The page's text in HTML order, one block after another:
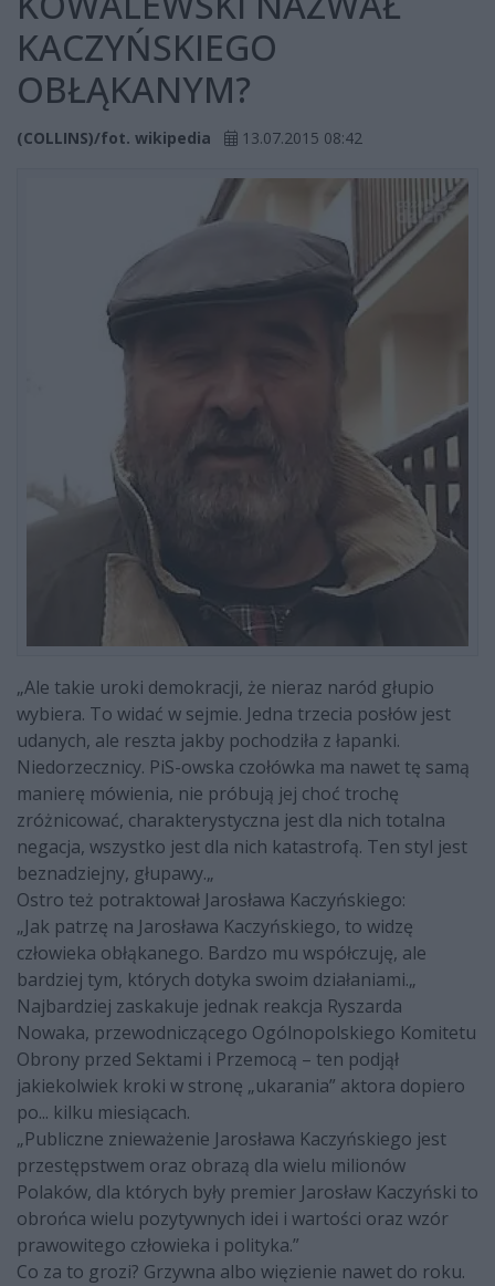
KACZYŃSKIEGO
OBŁĄKANYM?
(COLLINS)/fot. wikipedia 13.07.2015 08:42
„Ale takie uroki demokracji, że nieraz naród głupio
wybiera. To widać w sejmie. Jedna trzecia posłów jest
udanych, ale reszta jakby pochodziła z łapanki.
Niedorzecznicy. PiS-owska czołówka ma nawet tę samą
manierę mówienia, nie próbują jej choć trochę
zróżnicować, charakterystyczna jest dla nich totalna
negacja, wszystko jest dla nich katastrofą. Ten styl jest
beznadziejny, głupawy.„
Ostro też potraktował Jarosława Kaczyńskiego:
„Jak patrzę na Jarosława Kaczyńskiego, to widzę
człowieka obłąkanego. Bardzo mu współczuję, ale
bardziej tym, których dotyka swoim działaniami.„
Najbardziej zaskakuje jednak reakcja Ryszarda
Nowaka, przewodniczącego Ogólnopolskiego Komitetu
Obrony przed Sektami i Przemocą – ten podjął
jakiekolwiek kroki w stronę „ukarania” aktora dopiero
po... kilku miesiącach.
„Publiczne znieważenie Jarosława Kaczyńskiego jest
przestępstwem oraz obrazą dla wielu milionów
Polaków, dla których były premier Jarosław Kaczyński to
obrońca wielu pozytywnych idei i wartości oraz wzór
prawowitego człowieka i polityka.”
Co za to grozi? Grzywna albo więzienie nawet do roku.